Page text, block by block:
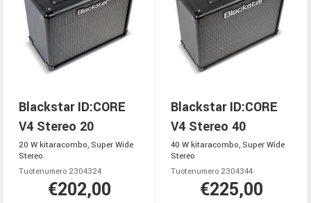
Blackstar ID:CORE
V4 Stereo 20
20 W kitaracombo, Super Wide
Stereo
Tuotenumero 2304324
€202,00
Blackstar ID:CORE
V4 Stereo 40
40 W kitaracombo, Super Wide
Stereo
Tuotenumero 2304344
€225,00